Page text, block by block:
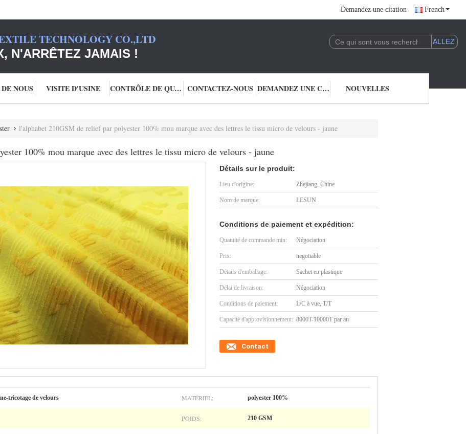
Demandez une citation French
TECHNOLOGY CO.,LTD
N'ARRÊTEZ JAMAIS !
NOUS VISITE D'USINE CONTRÔLE DE QUALITÉ CONTACTEZ-NOUS DEMANDEZ UNE CITATION NOUVELLES
l'alphabet 210GSM de relief par polyester 100% mou marque avec des lettres le tissu micro de velours - jaune
100% mou marque avec des lettres le tissu micro de velours - jaune
Détails sur le produit:
Lieu d'origine: Zhejiang, Chine
Nom de marque: LESUN
Conditions de paiement et expédition:
Quantité de commande min: Négociation
Prix: negotiable
Détails d'emballage: Sachet en plastique
Délai de livraison: Négociation
Conditions de paiement: L/C à vue, T/T
Capacité d'approvisionnement: 8000T-10000T par an
Contact
tricotage de velours MATÉRIEL: polyester 100%
POIDS: 210 GSM